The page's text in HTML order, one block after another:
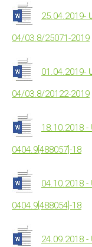
04/03.8/25071-2019
04/03.8/20122-2019
0404.9[488057]-18
0404.9[488054]-18